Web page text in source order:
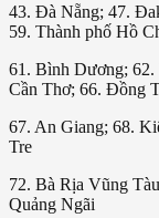
43. Đà Nẵng; 47.
59. Thành phố Hồ
61. Bình Dương;
Cần Thơ; 66. Đồng
67. An Giang; 68.
Tre
72. Bà Rịa Vũng
Quảng Ngãi